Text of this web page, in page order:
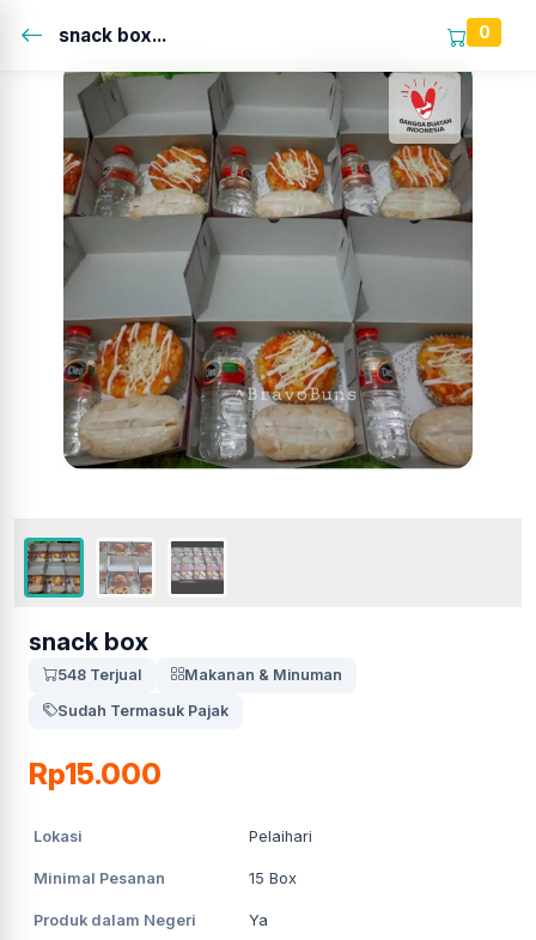
snack box... 0
snack box
548 Terjual
Makanan & Minuman
Sudah Termasuk Pajak
Rp15.000
Lokasi Pelaihari
Minimal Pesanan 15 Box
Produk dalam Negeri Ya